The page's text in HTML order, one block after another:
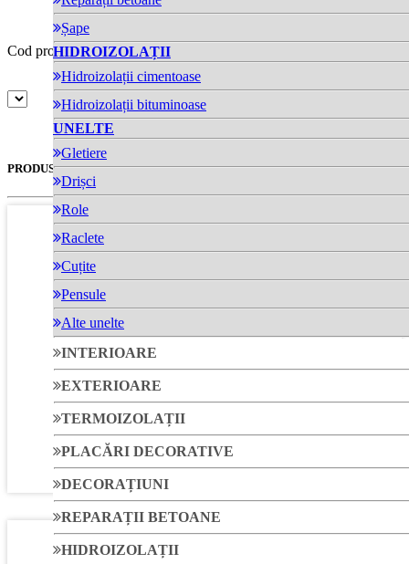
Șape
HIDROIZOLAȚII
Hidroizolații cimentoase
Hidroizolații bituminoase
UNELTE
Gletiere
Drișci
Role
Raclete
Cuțite
Pensule
Alte unelte
INTERIOARE
EXTERIOARE
TERMOIZOLAȚII
PLACĂRI DECORATIVE
DECORAȚIUNI
REPARAȚII BETOANE
HIDROIZOLAȚII
Compară produs
Cod produs: 955-4pret-partener:
PRODUSE SIMILARE
Aqua Barrier 100
Membrană anti-condens pentru acoperiș 100